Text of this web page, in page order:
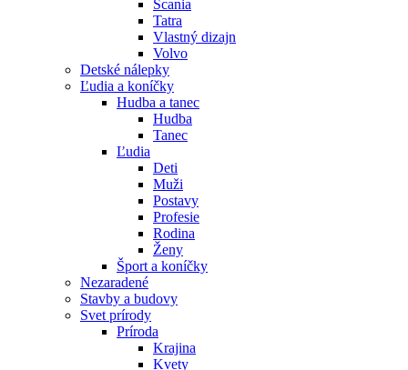
Scania
Tatra
Vlastný dizajn
Volvo
Detské nálepky
Ľudia a koníčky
Hudba a tanec
Hudba
Tanec
Ľudia
Deti
Muži
Postavy
Profesie
Rodina
Ženy
Šport a koníčky
Nezaradené
Stavby a budovy
Svet prírody
Príroda
Krajina
Kvety